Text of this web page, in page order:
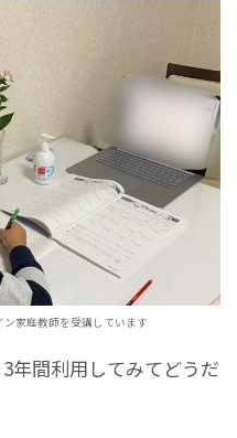
家庭教師を受講しています
年間利用してみてどうだ